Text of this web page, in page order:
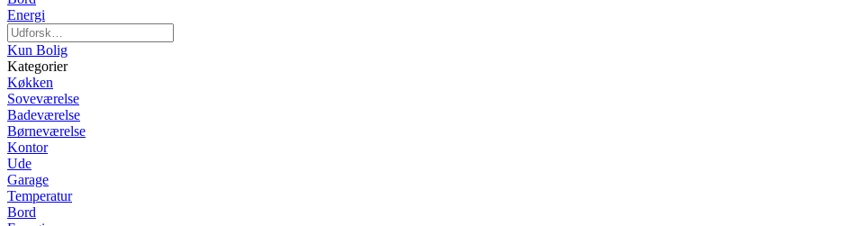
Energi
Kun Bolig
Kategorier
Køkken
Soveværelse
Badeværelse
Børneværelse
Kontor
Ude
Garage
Temperatur
Bord